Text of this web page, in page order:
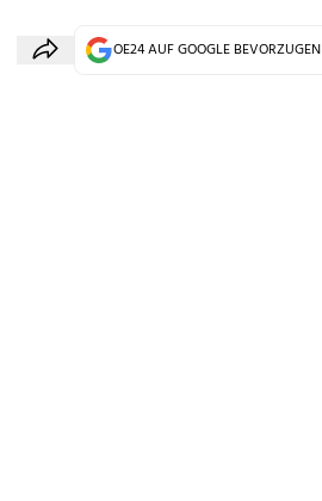
OE24 AUF GOOGLE BEVORZUGEN